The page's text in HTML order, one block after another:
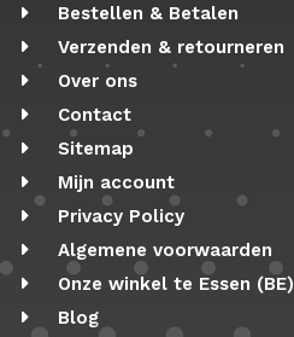
Bestellen & Betalen
Verzenden & retourneren
Over ons
Contact
Sitemap
Mijn account
Privacy Policy
Algemene voorwaarden
Onze winkel te Essen (BE)
Blog